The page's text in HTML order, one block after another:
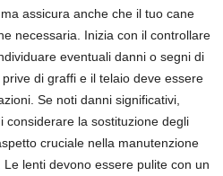
assicura anche che il tuo cane
necessaria. Inizia con il controllare
eventuali danni o segni di
di graffi e il telaio deve essere
Se noti danni significativi,
considerare la sostituzione degli
cruciale nella manutenzione
lenti devono essere pulite con un